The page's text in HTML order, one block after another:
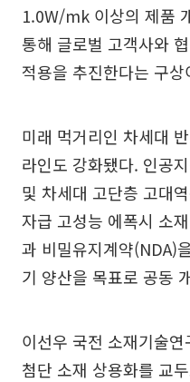
1.0W/mk 이상의 제품
통해 글로벌 고객사와
적용을 추진한다는 구상
미래 먹거리인 차세대
라인도 강화됐다. 인공
및 차세대 고단층 고대
자급 고성능 에폭시 소
과 비밀유지계약(NDA)
기 양산을 목표로 공동
이선우 국전 소재기술
첨단 소재 상용화를 교